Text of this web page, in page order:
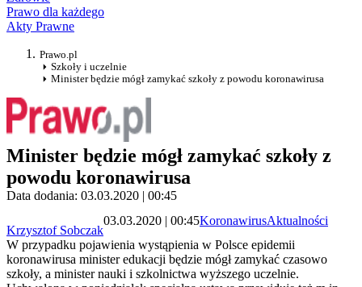
Prawo dla każdego
Akty Prawne
Prawo.pl
Szkoły i uczelnie
Minister będzie mógł zamykać szkoły z powodu koronawirusa
Minister będzie mógł zamykać szkoły z
powodu koronawirusa
Data dodania: 03.03.2020 | 00:45
Krzysztof Sobczak
03.03.2020 | 00:45KoronawirusAktualności
W przypadku pojawienia wystąpienia w Polsce epidemii
koronawirusa minister edukacji będzie mógł zamykać czasowo
szkoły, a minister nauki i szkolnictwa wyższego uczelnie.